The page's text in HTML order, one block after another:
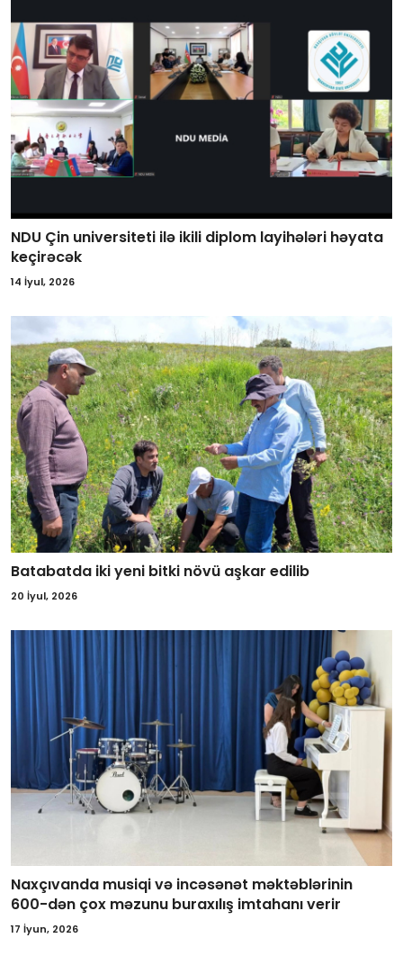
NDU Çin universiteti ilə ikili diplom layihələri həyata
keçirəcək
14 İyul, 2026
Batabatda iki yeni bitki növü aşkar edilib
20 İyul, 2026
Naxçıvanda musiqi və incəsənət məktəblərinin
600-dən çox məzunu buraxılış imtahanı verir
17 İyun, 2026